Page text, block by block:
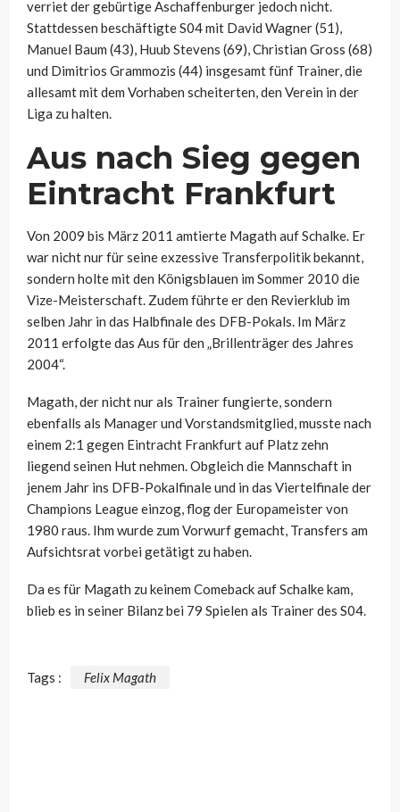
verriet der gebürtige Aschaffenburger jedoch nicht.
Stattdessen beschäftigte S04 mit David Wagner (51),
Manuel Baum (43), Huub Stevens (69), Christian Gross (68)
und Dimitrios Grammozis (44) insgesamt fünf Trainer, die
allesamt mit dem Vorhaben scheiterten, den Verein in der
Liga zu halten.
Aus nach Sieg gegen
Eintracht Frankfurt
Von 2009 bis März 2011 amtierte Magath auf Schalke. Er
war nicht nur für seine exzessive Transferpolitik bekannt,
sondern holte mit den Königsblauen im Sommer 2010 die
Vize-Meisterschaft. Zudem führte er den Revierklub im
selben Jahr in das Halbfinale des DFB-Pokals. Im März
2011 erfolgte das Aus für den „Brillenträger des Jahres
2004“.
Magath, der nicht nur als Trainer fungierte, sondern
ebenfalls als Manager und Vorstandsmitglied, musste nach
einem 2:1 gegen Eintracht Frankfurt auf Platz zehn
liegend seinen Hut nehmen. Obgleich die Mannschaft in
jenem Jahr ins DFB-Pokalfinale und in das Viertelfinale der
Champions League einzog, flog der Europameister von
1980 raus. Ihm wurde zum Vorwurf gemacht, Transfers am
Aufsichtsrat vorbei getätigt zu haben.
Da es für Magath zu keinem Comeback auf Schalke kam,
blieb es in seiner Bilanz bei 79 Spielen als Trainer des S04.
Tags : Felix Magath